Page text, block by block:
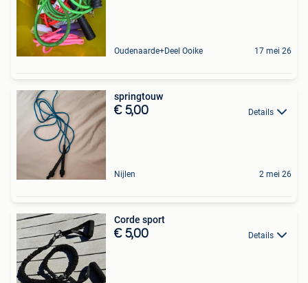
Oudenaarde+Deel Ooike 17 mei 26
springtouw
€ 5,00 Details
Nijlen 2 mei 26
Corde sport
€ 5,00 Details